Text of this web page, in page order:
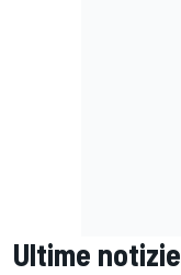
Ultime notizie